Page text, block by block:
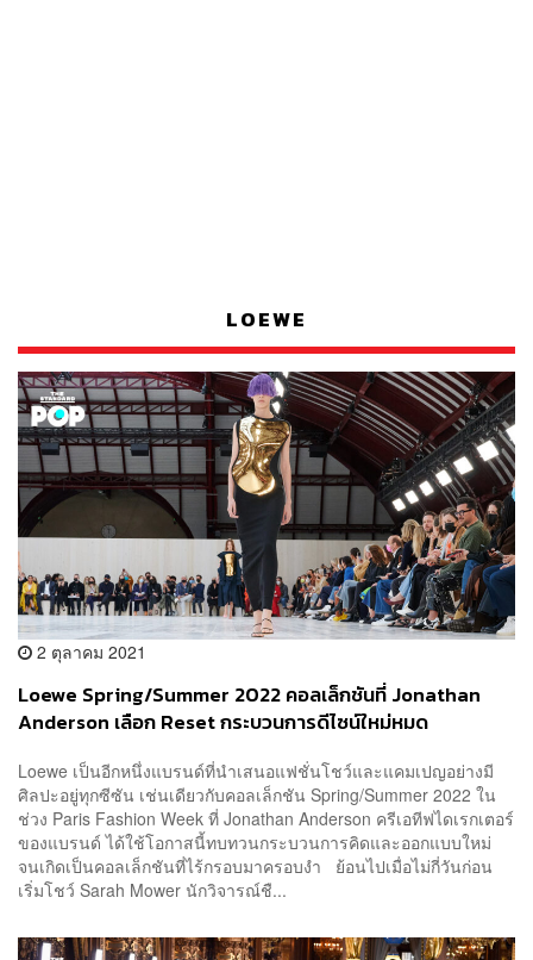
LOEWE
2 ตุลาคม 2021
Loewe Spring/Summer 2022 คอลเล็กชันที่ Jonathan
Anderson เลือก Reset กระบวนการดีไซน์ใหม่หมด
Loewe เป็นอีกหนึ่งแบรนด์ที่นำเสนอแฟชั่นโชว์และแคมเปญอย่างมี
ศิลปะอยู่ทุกซีซัน เช่นเดียวกับคอลเล็กชัน Spring/Summer 2022 ใน
ช่วง Paris Fashion Week ที่ Jonathan Anderson ครีเอทีฟไดเรกเตอร์
ของแบรนด์ ได้ใช้โอกาสนี้ทบทวนกระบวนการคิดและออกแบบใหม่
จนเกิดเป็นคอลเล็กชันที่ไร้กรอบมาครอบงำ ย้อนไปเมื่อไม่กี่วันก่อน
เริ่มโชว์ Sarah Mower นักวิจารณ์ชื...